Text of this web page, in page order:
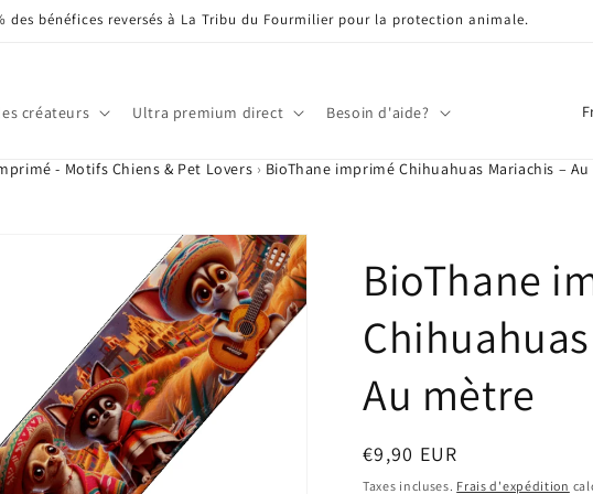
des bénéfices reversés à La Tribu du Fourmilier pour la protection animale.
créateurs Ultra premium direct Besoin d'aide?
y
r
g
- Motifs Chiens & Pet Lovers › BioThane imprimé Chihuahuas Mariachis –
BioThane
Au mètre
Prix
habituel
€9,90 EUR
Taxes incluses. Frais d'expédition